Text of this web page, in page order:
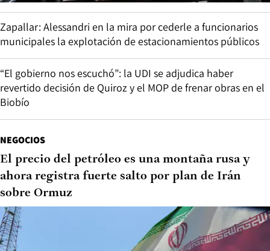
Zapallar: Alessandri en la mira por cederle a funcionarios
municipales la explotación de estacionamientos públicos
“El gobierno nos escuchó”: la UDI se adjudica haber
revertido decisión de Quiroz y el MOP de frenar obras en el
Biobío
NEGOCIOS
El precio del petróleo es una montaña rusa y
ahora registra fuerte salto por plan de Irán
sobre Ormuz